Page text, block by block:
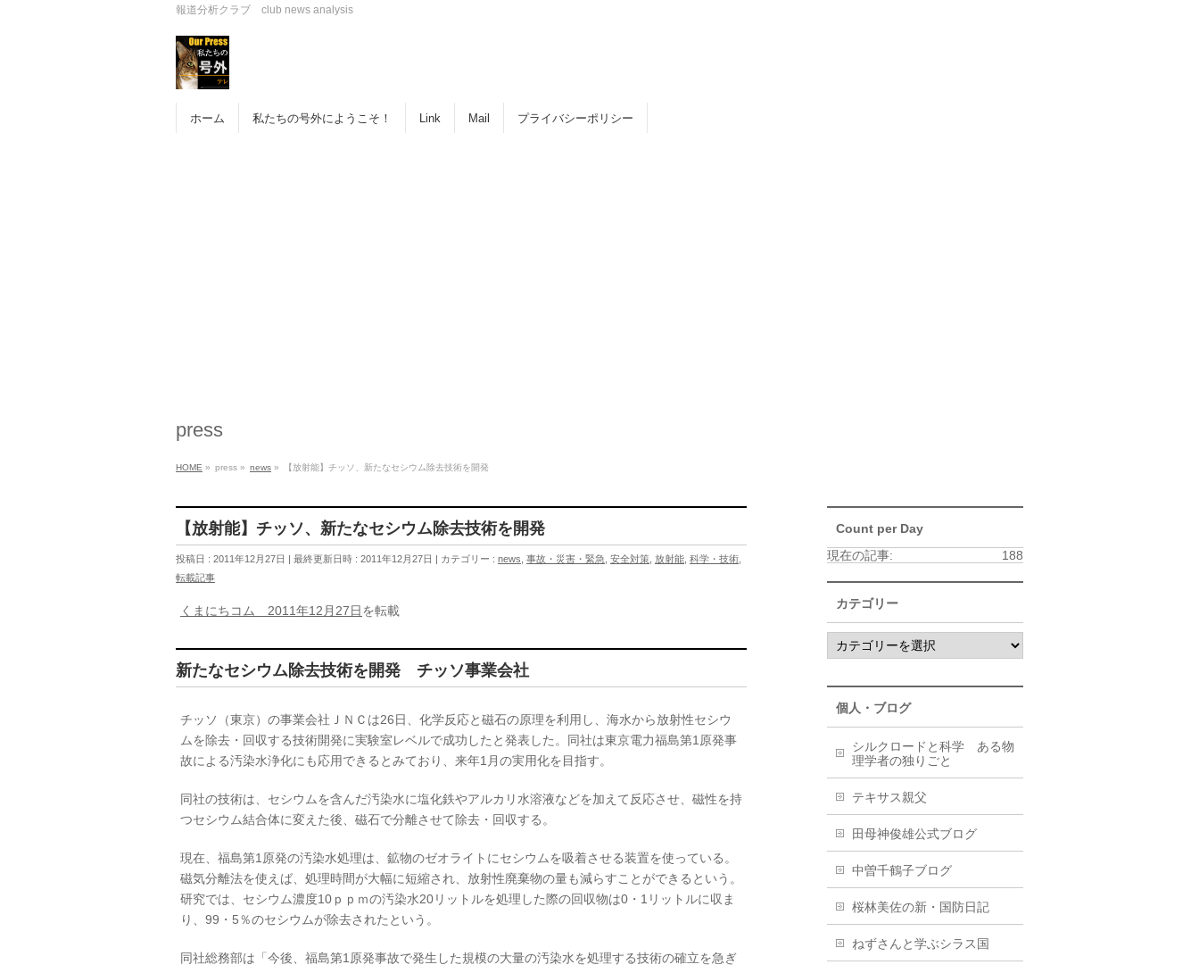
報道分析クラブ club news analysis
ホーム 私たちの号外にようこそ！ Link Mail プライバシーポリシー
press
HOME » press » news » 【放射能】チッソ、新たなセシウム除去技術を開発
【放射能】チッソ、新たなセシウム除去技術を開発
投稿日 : 2011年12月27日 最終更新日時 : 2011年12月27日 カテゴリー : news 事故・災害・緊急 安全対策 放射能 科学・技術
転載記事
くまにちコム 2011年12月27日を転載
新たなセシウム除去技術を開発 チッソ事業会社
チッソ（東京）の事業会社ＪＮＣは26日、化学反応と磁石の原理を利用し、海水から放射性セシウ
ムを除去・回収する技術開発に実験室レベルで成功したと発表した。同社は東京電力福島第1原発事
故による汚染水浄化にも応用できるとみており、来年1月の実用化を目指す。
同社の技術は、セシウムを含んだ汚染水に塩化鉄やアルカリ水溶液などを加えて反応させ、磁性を持
つセシウム結合体に変えた後、磁石で分離させて除去・回収する。
現在、福島第1原発の汚染水処理は、鉱物のゼオライトにセシウムを吸着させる装置を使っている。
磁気分離法を使えば、処理時間が大幅に短縮され、放射性廃棄物の量も減らすことができるという。
研究では、セシウム濃度10ｐｐｍの汚染水20リットルを処理した際の回収物は0・1リットルに収ま
り、99・5％のセシウムが除去されたという。
同社総務部は「今後、福島第1原発事故で発生した規模の大量の汚染水を処理する技術の確立を急ぎ
Count per Day
188
現在の記事:
カテゴリー
個人・ブログ
シルクロードと科学 ある物
理学者の独りごと
テキサス親父
田母神俊雄公式ブログ
中曽千鶴子ブログ
桜林美佐の新・国防日記
ねずさんと学ぶシラス国